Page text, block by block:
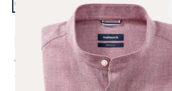
Passform Regular Fit.
Regular Fit
Flanell Stehkragen-Hemd
4,9 (14)
€ 69,99
ab € 69,95